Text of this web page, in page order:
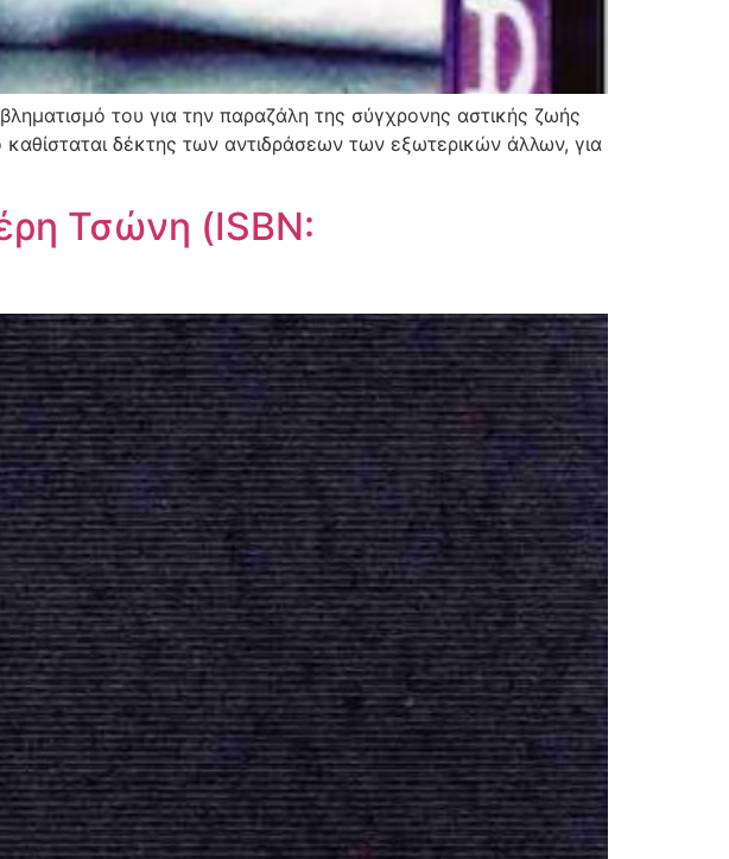
του για την παραζάλη της σύγχρονης αστικής ζωής
δέκτης των αντιδράσεων των εξωτερικών άλλων, για
Τσώνη (ISBN: